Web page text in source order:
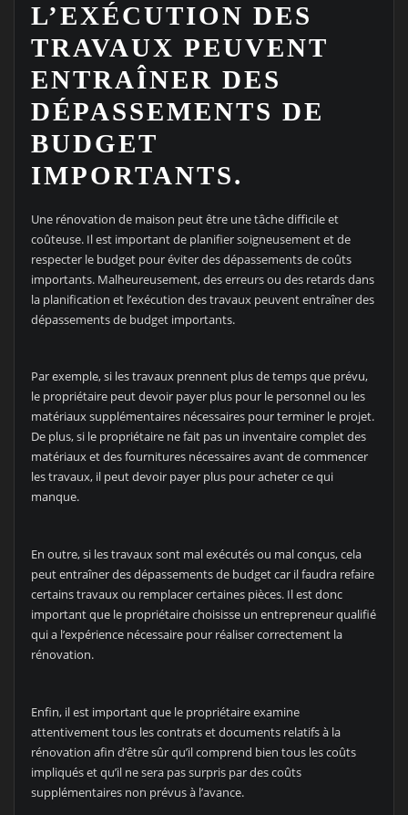
L’EXÉCUTION DES
TRAVAUX PEUVENT
ENTRAÎNER DES
DÉPASSEMENTS DE
BUDGET
IMPORTANTS.
Une rénovation de maison peut être une tâche difficile et
coûteuse. Il est important de planifier soigneusement et de
respecter le budget pour éviter des dépassements de coûts
importants. Malheureusement, des erreurs ou des retards dans
la planification et l’exécution des travaux peuvent entraîner des
dépassements de budget importants.
Par exemple, si les travaux prennent plus de temps que prévu,
le propriétaire peut devoir payer plus pour le personnel ou les
matériaux supplémentaires nécessaires pour terminer le projet.
De plus, si le propriétaire ne fait pas un inventaire complet des
matériaux et des fournitures nécessaires avant de commencer
les travaux, il peut devoir payer plus pour acheter ce qui
manque.
En outre, si les travaux sont mal exécutés ou mal conçus, cela
peut entraîner des dépassements de budget car il faudra refaire
certains travaux ou remplacer certaines pièces. Il est donc
important que le propriétaire choisisse un entrepreneur qualifié
qui a l’expérience nécessaire pour réaliser correctement la
rénovation.
Enfin, il est important que le propriétaire examine
attentivement tous les contrats et documents relatifs à la
rénovation afin d’être sûr qu’il comprend bien tous les coûts
impliqués et qu’il ne sera pas surpris par des coûts
supplémentaires non prévus à l’avance.